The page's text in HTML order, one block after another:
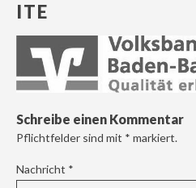
ITE
Schreibe einen Kommentar
Pflichtfelder sind mit * markiert.
Nachricht *